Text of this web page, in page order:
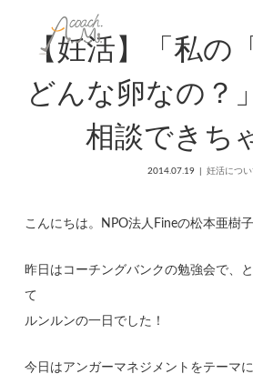
【妊活】「私の
どんな卵なの？
相談できち
2014.07.19 妊活につい
こんにちは。NPO法人Fineの松本亜樹子
昨日はコーチングバンクの勉強会で、
て
ルンルンの一日でした！
今日はアンガーマネジメントをテーマ